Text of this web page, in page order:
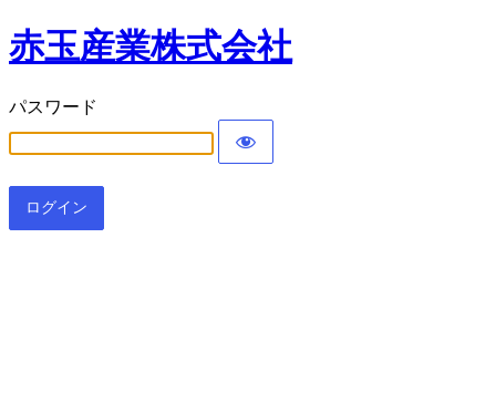
赤玉産業株式会社
パスワード